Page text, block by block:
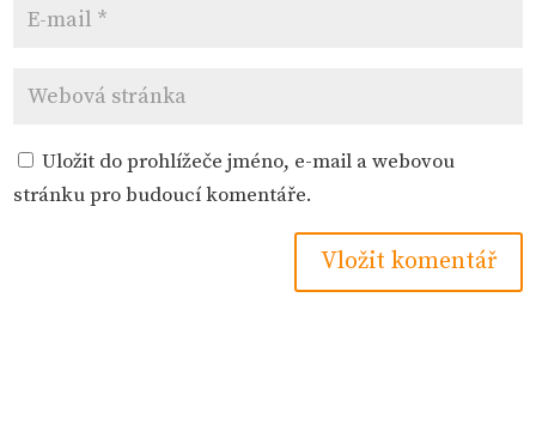
Uložit do prohlížeče jméno, e-mail a webovou
stránku pro budoucí komentáře.